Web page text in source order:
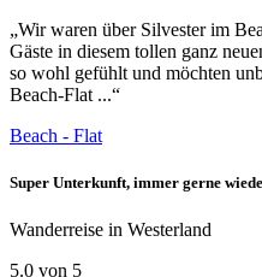
„Wir waren über Silvester im
Gäste in diesem tollen ganz
so wohl gefühlt und möchten
Beach-Flat ...“
Beach - Flat
Super Unterkunft, immer gerne
Wanderreise in Westerland
5.0 von 5